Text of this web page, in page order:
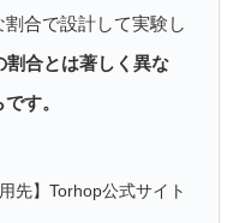
合で設計して実験し
割合とは著しく異な
す。
用先】Torhop公式サイト